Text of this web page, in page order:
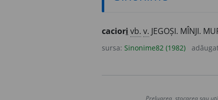
caciori vb. v. JEGOȘI. MÎNJI.
sursa: Sinonime82 (1982)
Preluarea, stocarea sau